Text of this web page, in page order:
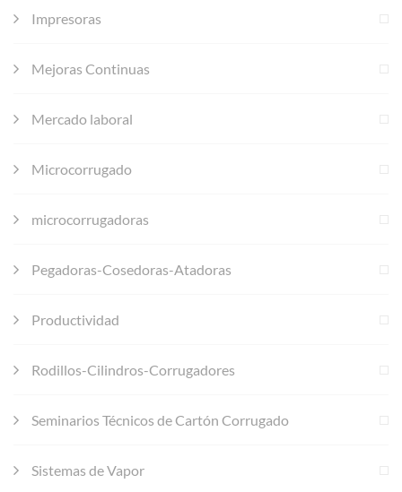
Impresoras
Mejoras Continuas
Mercado laboral
Microcorrugado
microcorrugadoras
Pegadoras-Cosedoras-Atadoras
Productividad
Rodillos-Cilindros-Corrugadores
Seminarios Técnicos de Cartón Corrugado
Sistemas de Vapor